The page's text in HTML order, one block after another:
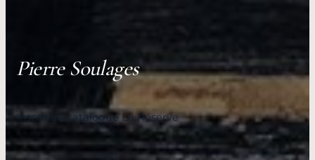
Pierre Soulages
Inscrit au catalogue La Réserve